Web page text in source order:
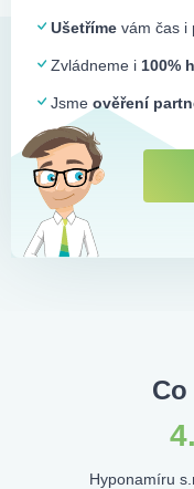
Ušetříme vám čas i
Zvládneme i 100%
Jsme ověření
Hyponamíru